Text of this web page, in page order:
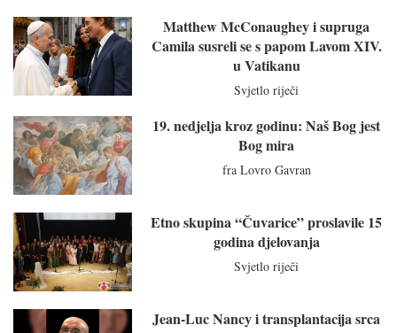
Matthew McConaughey i supruga
Camila susreli se s papom Lavom XIV.
u Vatikanu
Svjetlo riječi
19. nedjelja kroz godinu: Naš Bog jest
Bog mira
fra Lovro Gavran
Etno skupina “Čuvarice” proslavile 15
godina djelovanja
Svjetlo riječi
Jean-Luc Nancy i transplantacija srca